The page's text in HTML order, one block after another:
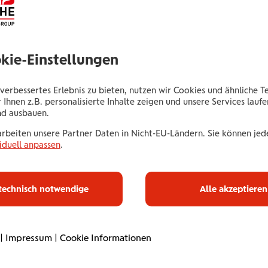
Vorstandsvorsitzende im ATX, DONAU-
Wiener Städtische Versicherungsverein, Vienna
die Versicherungsgruppe eine Vorreiterrolle in
März ein Blick auf Frauen in Führungspositionen
Vienna Insurance Group werden keine Quoten
Managements sowie des Hauptaktionärs Wiener
Unternehmensstrategie festlege, werden die
Erfolg eines Unternehmens beiträgt“
, erklärt
der Gruppe.
Vorstand
Frau in den Vorstand der Wiener Städtischen
Einstellungen
Erlebnis zu bieten, nutzen wir Cookies und ähnliche
Ihnen z.B. personalisierte Inhalte zeigen und unsere Services
ausbauen.
unsere Partner Daten in Nicht-EU-Ländern. Sie können
anpassen.
notwendige Alle akzeptieren
| Impressum | Cookie Informationen